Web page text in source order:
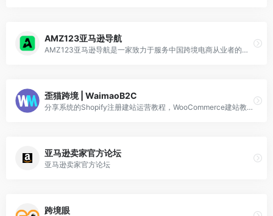
AMZ123亚马逊导航
AMZ123亚马逊导航是一家致力于服务中国跨境电商从业者的综合平台，以让跨境电商出海更便捷为使命，始终围绕卖家需求，为卖家提供实时的跨境资讯，实用的跨境干货、工具、数据和服务，打造一站式跨境流量入口。做跨境电商，就上AMZ123。
歪猫跨境 | WaimaoB2C
分享系统的Shopify注册建站运营教程，WooCommerce建站教程和SiteGround主机教程，以及Facebook广告、谷歌广告、SEO、邮件营销等渠道的流量运营。
亚马逊卖家官方论坛
亚马逊卖家官方论坛
跨境眼